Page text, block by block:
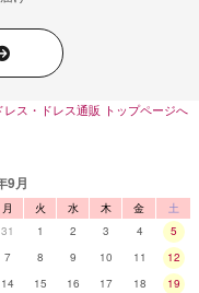
ス・ドレス通販 トップページへ
9月
月 火 水 木 金
土
31 1 2 3 4
5
7 8 9 10 11
12
14 15 16 17 18
19